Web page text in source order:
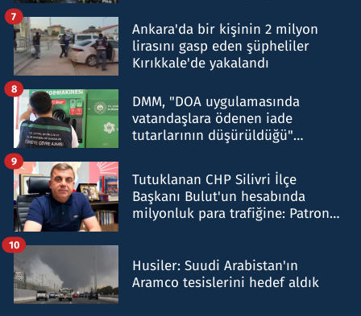
Ankara'da bir kişinin 2 milyon
lirasını gasp eden şüpheliler
Kırıkkale'de yakalandı
7
DMM, "DOA uygulamasında
vatandaşlara ödenen iade
tutarlarının düşürüldüğü"
8
Tutuklanan CHP Silivri İlçe
Başkanı Bulut'un hesabında
milyonluk para trafiğine: Patron
9
Husiler: Suudi Arabistan'ın
Aramco tesislerini hedef aldık
10